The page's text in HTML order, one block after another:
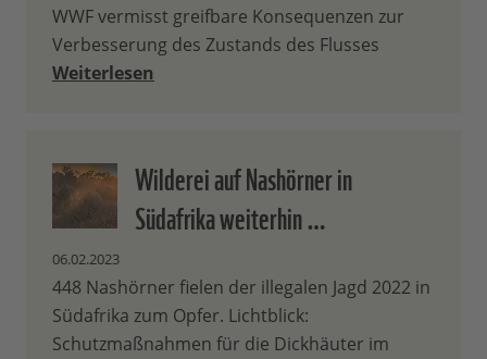
WWF vermisst greifbare Konsequenzen zur
Verbesserung des Zustands des Flusses
Weiterlesen
Wilderei auf Nashörner in
Südafrika weiterhin …
06.02.2023
448 Nashörner fielen der illegalen Jagd 2022 in
Südafrika zum Opfer. Lichtblick:
Schutzmaßnahmen für die Dickhäuter im